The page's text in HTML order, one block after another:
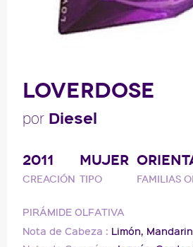
LOVERDOSE
por Diesel
2011
Creación
MUJER
Tipo Familias
PIRÁMIDE OLFATIVA
Nota de Cabeza : Limón,